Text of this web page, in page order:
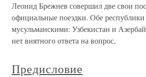
Леонид Брежнев совершил две свои
официальные поездки. Обе
мусульманскими: Узбекистан и
нет внятного ответа на вопрос,
Предисловие